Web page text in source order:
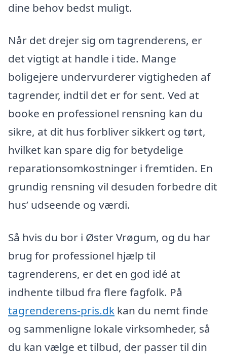
dine behov bedst muligt.
Når det drejer sig om tagrenderens, er
det vigtigt at handle i tide. Mange
boligejere undervurderer vigtigheden af
tagrender, indtil det er for sent. Ved at
booke en professionel rensning kan du
sikre, at dit hus forbliver sikkert og tørt,
hvilket kan spare dig for betydelige
reparationsomkostninger i fremtiden. En
grundig rensning vil desuden forbedre dit
hus’ udseende og værdi.
Så hvis du bor i Øster Vrøgum, og du har
brug for professionel hjælp til
tagrenderens, er det en god idé at
indhente tilbud fra flere fagfolk. På
tagrenderens-pris.dk kan du nemt finde
og sammenligne lokale virksomheder, så
du kan vælge et tilbud, der passer til din